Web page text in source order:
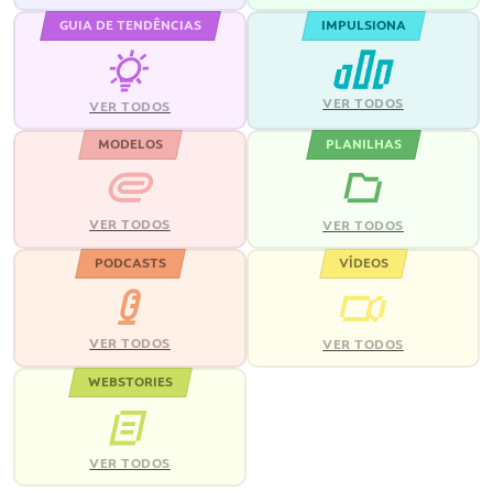
GUIA DE TENDÊNCIAS
VER TODOS
IMPULSIONA
VER TODOS
MODELOS
VER TODOS
PLANILHAS
VER TODOS
PODCASTS
VER TODOS
VÍDEOS
VER TODOS
WEBSTORIES
VER TODOS